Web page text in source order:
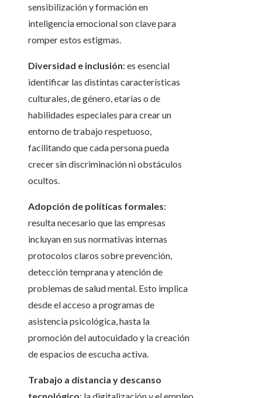
sensibilización y formación en
inteligencia emocional son clave para
romper estos estigmas.
Diversidad e inclusión: es esencial
identificar las distintas características
culturales, de género, etarias o de
habilidades especiales para crear un
entorno de trabajo respetuoso,
facilitando que cada persona pueda
crecer sin discriminación ni obstáculos
ocultos.
Adopción de políticas formales:
resulta necesario que las empresas
incluyan en sus normativas internas
protocolos claros sobre prevención,
detección temprana y atención de
problemas de salud mental. Esto implica
desde el acceso a programas de
asistencia psicológica, hasta la
promoción del autocuidado y la creación
de espacios de escucha activa.
Trabajo a distancia y descanso